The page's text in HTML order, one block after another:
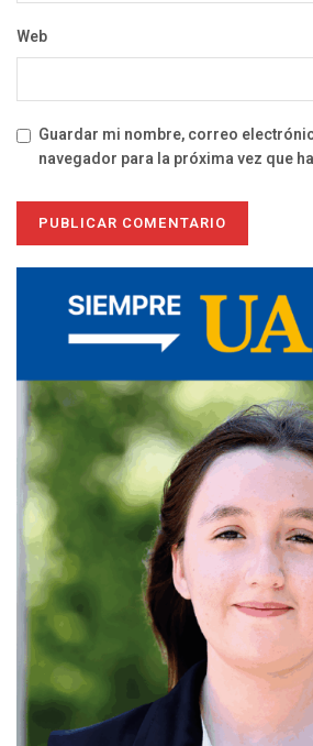
Web
Guardar mi nombre, correo
navegador para la próxima vez que